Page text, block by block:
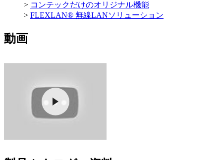
> コンテックだけのオリジナル機能
> FLEXLAN® 無線LANソリューション
動画